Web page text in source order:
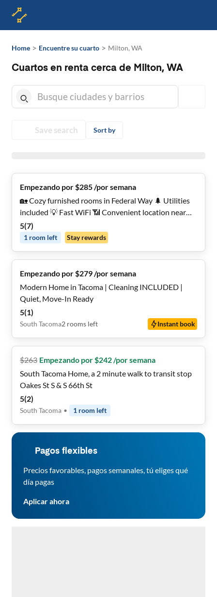
Home > Encuentre su cuarto > Milton, WA
Cuartos en renta cerca de Milton, WA
Save search Sort by
Empezando por $285 /por semana
🏡 Cozy furnished rooms in Federal Way 🌲 Utilities
included 💡 Fast WiFi 📶 Convenient location near
shopping 🛒, transit 🚍 & dining 🍽️. Move-in ready! ✅
5(7)
1 room left Stay rewards
Empezando por $279 /por semana
Modern Home in Tacoma | Cleaning INCLUDED |
Quiet, Move-In Ready
5(1)
South Tacoma2 rooms left Instant book
$263 Empezando por $242 /por semana
South Tacoma Home, a 2 minute walk to transit stop
Oakes St S & S 66th St
5(2)
South Tacoma • 1 room left
Pagos flexibles
Precios favorables, pagos semanales, tú eliges qué
día pagas
Aplicar ahora